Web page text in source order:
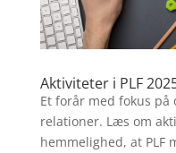
Aktiviteter i PLF
Et forår med fokus på
relationer. Læs om
hemmelighed, at PLF